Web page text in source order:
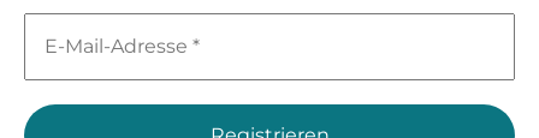
Mail-
*